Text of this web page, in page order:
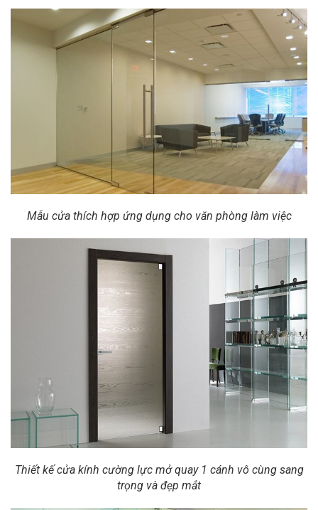
Mẫu cửa thích hợp ứng dụng cho văn phòng làm việc
Thiết kế cửa kính cường lực mở quay 1 cánh vô cùng sang
trọng và đẹp mắt